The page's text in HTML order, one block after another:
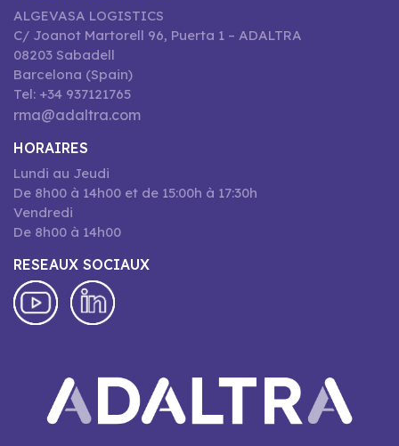
ALGEVASA LOGISTICS
C/ Joanot Martorell 96, Puerta 1 – ADALTRA
08203 Sabadell
Barcelona (Spain)
Tel: +34 937121765
rma@adaltra.com
HORAIRES
Lundi au Jeudi
De 8h00 à 14h00 et de 15:00h à 17:30h
Vendredi
De 8h00 à 14h00
RESEAUX SOCIAUX